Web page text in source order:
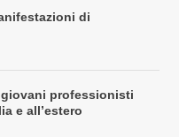
di
professionisti
e all’estero